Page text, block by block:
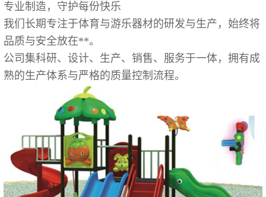
专业制造，守护每份快乐
我们长期专注于体育与游乐器材的研发与生产，始终将
品质与安全放在**。
公司集科研、设计、生产、销售、服务于一体，拥有成
熟的生产体系与严格的质量控制流程。